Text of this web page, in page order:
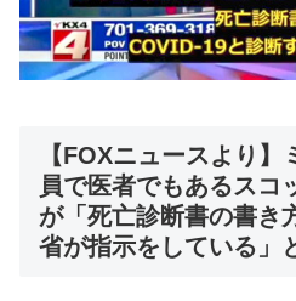
【FOXニュースより
員で医者でもあるスコ
が「死亡診断書の書き
省が指示をしている」